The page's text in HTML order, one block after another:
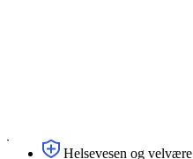
Helsevesen og velvære